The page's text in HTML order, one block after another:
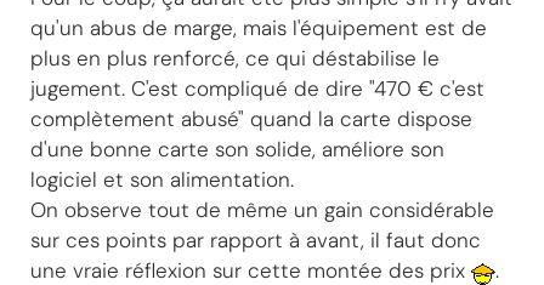
qu'un abus de marge, mais l'équipement est de
plus en plus renforcé, ce qui déstabilise le
jugement. C'est compliqué de dire "470 € c'est
complètement abusé" quand la carte dispose
d'une bonne carte son solide, améliore son
logiciel et son alimentation.
On observe tout de même un gain considérable
sur ces points par rapport à avant, il faut donc
une vraie réflexion sur cette montée des prix
.